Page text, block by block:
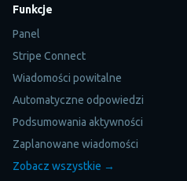
Funkcje
Panel
Stripe Connect
Wiadomości powitalne
Automatyczne odpowiedzi
Podsumowania aktywności
Zaplanowane wiadomości
Zobacz wszystkie →